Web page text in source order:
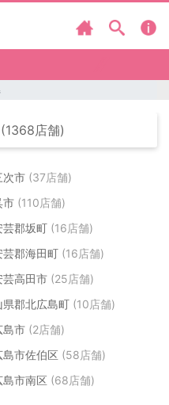
(1368店舗)
次市 (37店舗)
市 (110店舗)
芸郡坂町 (16店舗)
芸郡海田町 (16店舗)
芸高田市 (25店舗)
県郡北広島町 (10店舗)
島市 (2店舗)
島市佐伯区 (58店舗)
島市南区 (68店舗)